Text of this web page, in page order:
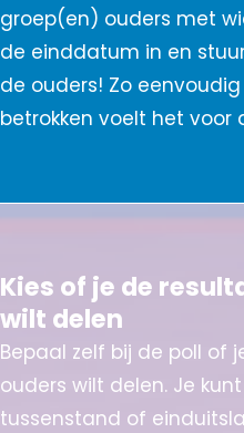
groep(en) ouders met
de einddatum in en
de ouders! Zo
betrokken voelt het voor
Kies of je de
wilt delen
Bepaal zelf bij de poll of
ouders wilt delen. Je
tussenstand of